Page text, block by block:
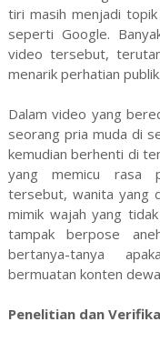
tiri masih menjadi
seperti Google.
video tersebut,
menarik perhatian publik.
Dalam video yang
seorang pria muda di
kemudian berhenti di
yang memicu rasa
tersebut, wanita yang
mimik wajah yang
tampak berpose
bertanya-tanya
bermuatan konten
Penelitian dan